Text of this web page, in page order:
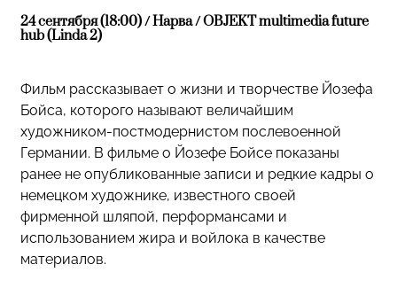
24 сентября (18:00) / Нарва / OBJEKT multimedia future
hub (Linda 2)
Фильм рассказывает о жизни и творчестве Йозефа
Бойса, которого называют величайшим
художником-постмодернистом послевоенной
Германии. В фильме о Йозефе Бойсе показаны
ранее не опубликованные записи и редкие кадры о
немецком художнике, известного своей
фирменной шляпой, перформансами и
использованием жира и войлока в качестве
материалов.